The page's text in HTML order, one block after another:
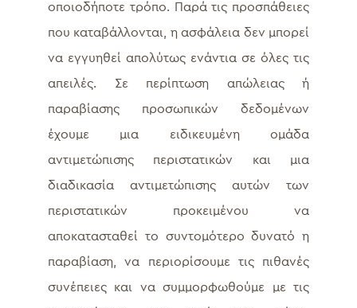
οποιοδήποτε τρόπο. Παρά τις προσπάθειες
που καταβάλλονται, η ασφάλεια δεν μπορεί
να εγγυηθεί απολύτως ενάντια σε όλες τις
απειλές. Σε περίπτωση απώλειας ή
παραβίασης προσωπικών δεδομένων
έχουμε μια ειδικευμένη ομάδα
αντιμετώπισης περιστατικών και μια
διαδικασία αντιμετώπισης αυτών των
περιστατικών προκειμένου να
αποκατασταθεί το συντομότερο δυνατό η
παραβίαση, να περιορίσουμε τις πιθανές
συνέπειες και να συμμορφωθούμε με τις